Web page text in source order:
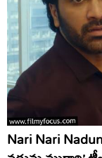
Nari Nari